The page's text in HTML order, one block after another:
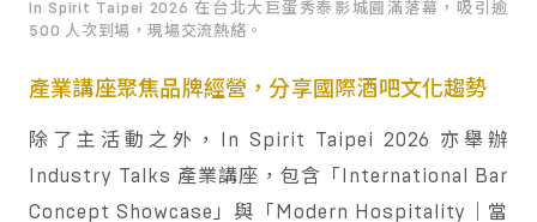
In Spirit Taipei 2026 在台北大巨蛋秀泰影城圓滿落幕，吸引逾
500 人次到場，現場交流熱絡。
產業講座聚焦品牌經營，分享國際酒吧文化趨勢
除了主活動之外，In Spirit Taipei 2026 亦舉辦
Industry Talks 產業講座，包含「International Bar
Concept Showcase」與「Modern Hospitality｜當